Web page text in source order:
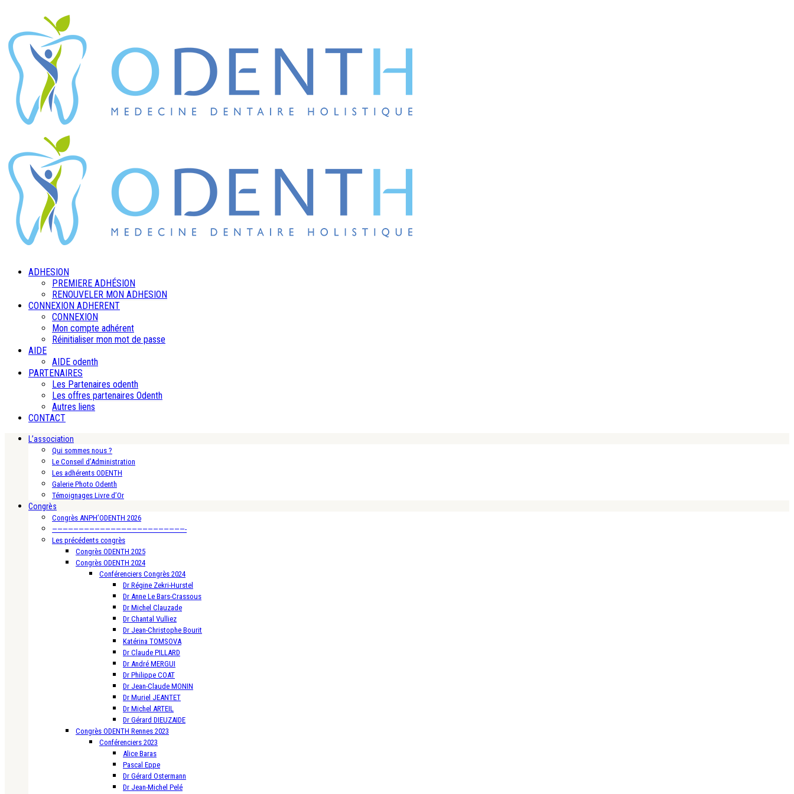
ADHESION
PREMIERE ADHÉSION
RENOUVELER MON ADHESION
CONNEXION ADHERENT
CONNEXION
Mon compte adhérent
Réinitialiser mon mot de passe
AIDE
AIDE odenth
PARTENAIRES
Les Partenaires odenth
Les offres partenaires Odenth
Autres liens
CONTACT
L’association
Qui sommes nous ?
Le Conseil d’Administration
Les adhérents ODENTH
Galerie Photo Odenth
Témoignages Livre d’Or
Congrès
Congrès ANPH’ODENTH 2026
—————————————————————————-
Les précédents congrès
Congrès ODENTH 2025
Congrès ODENTH 2024
Conférenciers Congrès 2024
Dr Régine Zekri-Hurstel
Dr Anne Le Bars-Crassous
Dr Michel Clauzade
Dr Chantal Vulliez
Dr Jean-Christophe Bourit
Katérina TOMSOVA
Dr Claude PILLARD
Dr André MERGUI
Dr Philippe COAT
Dr Jean-Claude MONIN
Dr Muriel JEANTET
Dr Michel ARTEIL
Dr Gérard DIEUZAIDE
Congrès ODENTH Rennes 2023
Conférenciers 2023
Alice Baras
Pascal Eppe
Dr Gérard Ostermann
Dr Jean-Michel Pelé